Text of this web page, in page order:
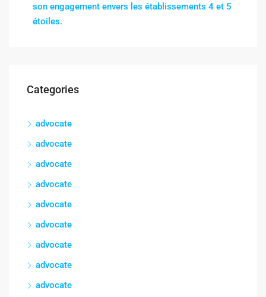
son engagement envers les établissements 4 et 5
étoiles.
Categories
advocate
advocate
advocate
advocate
advocate
advocate
advocate
advocate
advocate